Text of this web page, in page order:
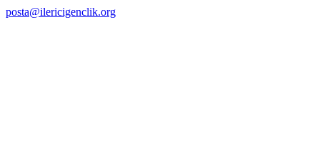
posta@ilericigenclik.org